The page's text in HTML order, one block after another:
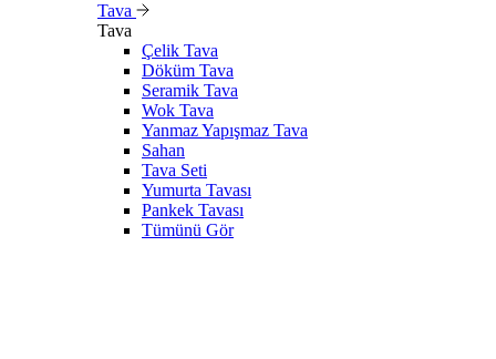
Tava
Tava
Çelik Tava
Döküm Tava
Seramik Tava
Wok Tava
Yanmaz Yapışmaz Tava
Sahan
Tava Seti
Yumurta Tavası
Pankek Tavası
Tümünü Gör